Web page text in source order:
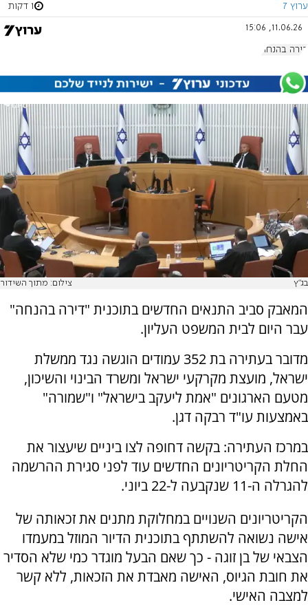
ערוץ 7 1 דקות
11.06.26, 15:06
דירה בהנחה
בג"ץ צילום: מתוך השידור
המאבק סביב התנאים החדשים בתוכנית "דירה בהנחה"
עבר היום לבית המשפט העליון.
מדובר בעתירה בת 352 עמודים הוגשה נגד ממשלת
ישראל, מועצת מקרקעי ישראל ומשרד הבינוי והשיכון,
מטעם הארגונים "אמת ליעקב בישראל" ו"שמורה"
באמצעות עו"ד רבקה דגן.
במרכז העתירה: בקשה דחופה לצו ביניים שיעצור את
החלת הקריטריונים החדשים עוד לפני סגירת ההרשמה
להגרלה ה-11 שנקבעה ל-22 ביוני.
הקריטריונים השנויים במחלוקת מתנים את זכאותה של
אישה נשואה להשתתף בתוכנית הדיור המוזל במעמדו
הצבאי של בן זוגה - כך שאם הבעל מוגדר כמי שלא הסדיר
את חובת הגיוס, האישה מאבדת את הזכאות, ללא קשר
למצבה האישי.